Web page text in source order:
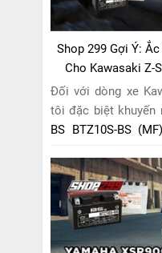
Shop 299 Gợi Ý:
Cho Kawasaki Z-
Đối với dòng xe
tôi đặc biệt khuyến
BS BTZ10S-BS (MF)
giải pháp hoàn
riêng cho "chiến
MF (Maintenance
quy khô này hoàn
dưỡng.